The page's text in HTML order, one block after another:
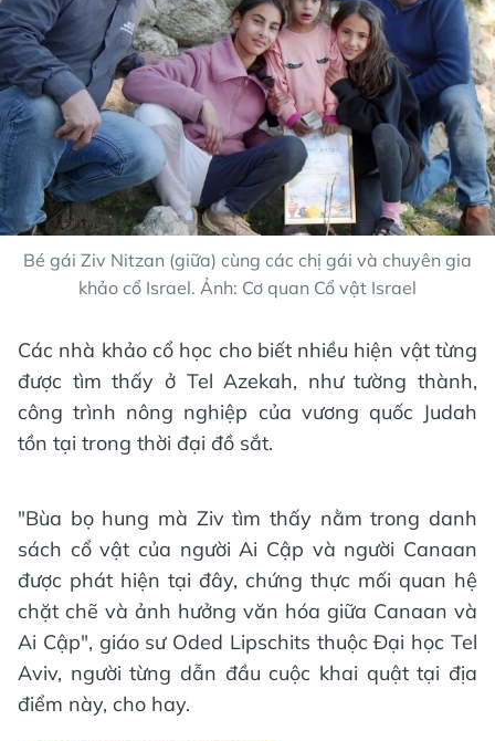
Bé gái Ziv Nitzan (giữa) cùng các chị gái và chuyên gia
khảo cổ Israel. Ảnh: Cơ quan Cổ vật Israel
Các nhà khảo cổ học cho biết nhiều hiện vật từng
được tìm thấy ở Tel Azekah, như tường thành,
công trình nông nghiệp của vương quốc Judah
tồn tại trong thời đại đồ sắt.
"Bùa bọ hung mà Ziv tìm thấy nằm trong danh
sách cổ vật của người Ai Cập và người Canaan
được phát hiện tại đây, chứng thực mối quan hệ
chặt chẽ và ảnh hưởng văn hóa giữa Canaan và
Ai Cập", giáo sư Oded Lipschits thuộc Đại học Tel
Aviv, người từng dẫn đầu cuộc khai quật tại địa
điểm này, cho hay.